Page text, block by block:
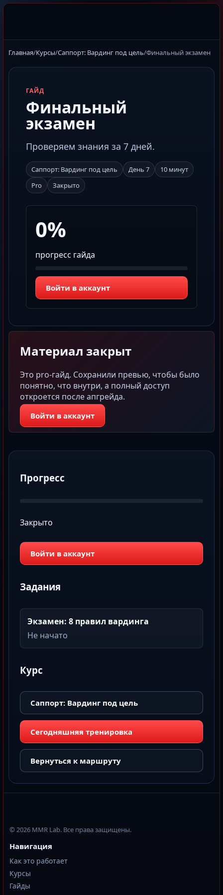
Главная/Курсы/Саппорт: Вардинг под цель/Финальный экзамен
ГАЙД
Финальный
экзамен
Проверяем знания за 7 дней.
Саппорт: Вардинг под цель День 7
10 минут
Pro
Закрыто
0%
прогресс гайда
Войти в аккаунт
Материал закрыт
Это pro-гайд. Сохранили превью, чтобы было
понятно, что внутри, а полный доступ
откроется после апгрейда.
Войти в аккаунт
Прогресс
Закрыто
Войти в аккаунт
Задания
Экзамен: 8 правил вардинга
Не начато
Курс
Саппорт: Вардинг под цель
Сегодняшняя тренировка
Вернуться к маршруту
© 2026 MMR Lab. Все права защищены.
Навигация
Как это работает
Курсы
Гайды